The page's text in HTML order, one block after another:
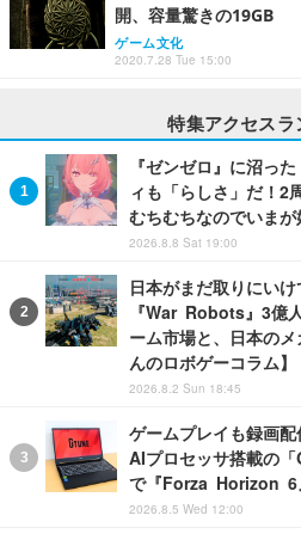
開、容量驚きの19GB
ゲーム文化
2020.7.28 Tue 15:00
特集アクセスラ
『ゼンゼロ』に沼っ
ィも「らしさ」だ！2
むちむちなのでいまが
2026.8.8 Sat 19:00
日本がまだ取りにい
『War Robots』3億
ーム市場と、日本の
んのロボゲーコラム】
2026.8.2 Sun 18:45
ゲームプレイも録画
AIプロセッサ搭載の
で『Forza Horizon 6
2026.8.5 Wed 12:00